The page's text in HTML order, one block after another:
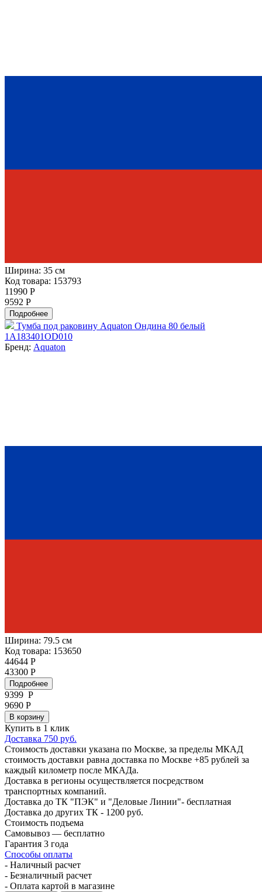
Ширина: 35 см
Код товара: 153793
11990 Р
9592 Р
Подробнее
Тумба под раковину Aquaton Ондина 80 белый
1A183401OD010
Бренд: Aquaton
Ширина: 79.5 см
Код товара: 153650
44644 Р
43300 Р
Подробнее
9399 Р
9690 Р
В корзину
Купить в 1 клик
Доставка 750 руб.
Стоимость доставки указана по Москве, за пределы МКАД
стоимость доставки равна доставка по Москве +85 рублей за
каждый километр после МКАДа.
Доставка в регионы осуществляется посредством
транспортных компаний.
Доставка до ТК "ПЭК" и "Деловые Линии"- бесплатная
Доставка до других ТК - 1200 руб.
Стоимость подъема
Самовывоз — бесплатно
Гарантия 3 года
Способы оплаты
- Наличный расчет
- Безналичный расчет
- Оплата картой в магазине